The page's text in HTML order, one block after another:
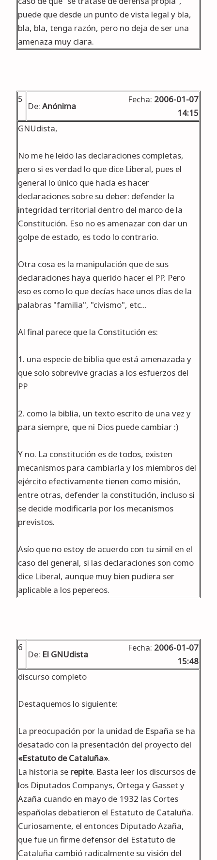
puede que desde un punto de vista legal y bla,
bla, bla, tenga razón, pero no deja de ser una
amenaza muy clara.
5
De: Anónima
Fecha: 2006-01-07
14:15
GNUdista,
No me he leido las declaraciones completas,
pero si es verdad lo que dice Liberal, pues el
general lo único que hacía es hacer
declaraciones sobre su deber: defender la
integridad territorial dentro del marco de la
Constitución. Eso no es amenazar con dar un
golpe de estado, es todo lo contrario.
Otra cosa es la manipulación que de sus
declaraciones haya querido hacer el PP. Pero
eso es como lo que decías hace unos días de la
palabras "familia", "civismo", etc...
Al final parece que la Constitución es:
1. una especie de biblia que está amenazada y
que solo sobrevive gracias a los esfuerzos del
PP
2. como la biblia, un texto escrito de una vez y
para siempre, que ni Dios puede cambiar :)
Y no. La constitución es de todos, existen
mecanismos para cambiarla y los miembros del
ejército efectivamente tienen como misión,
entre otras, defender la constitución, incluso si
se decide modificarla por los mecanismos
previstos.
Asío que no estoy de acuerdo con tu simil en el
caso del general, si las declaraciones son como
dice Liberal, aunque muy bien pudiera ser
aplicable a los pepereos.
6
De: El GNUdista
Fecha: 2006-01-07
15:48
discurso completo
Destaquemos lo siguiente:
La preocupación por la unidad de España se ha
desatado con la presentación del proyecto del
«Estatuto de Cataluña».
La historia se repite. Basta leer los discursos de
los Diputados Companys, Ortega y Gasset y
Azaña cuando en mayo de 1932 las Cortes
españolas debatieron el Estatuto de Cataluña.
Curiosamente, el entonces Diputado Azaña,
que fue un firme defensor del Estatuto de
Cataluña cambió radicalmente su visión del